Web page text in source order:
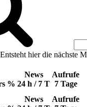
hier die nächste
%
News
24 h / 7 T
Aufrufe
7 Tage
News
Aufrufe